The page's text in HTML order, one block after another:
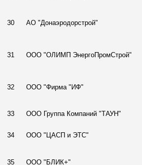
30 АО "Донаэродорстрой"
31 ООО "ОЛИМП ЭнергоПромСтрой"
32 ООО "Фирма "ИФ"
33 ООО Группа Компаний "ТАУН"
34 ООО "ЦАСП и ЭТС"
35 ООО "БЛИК+"